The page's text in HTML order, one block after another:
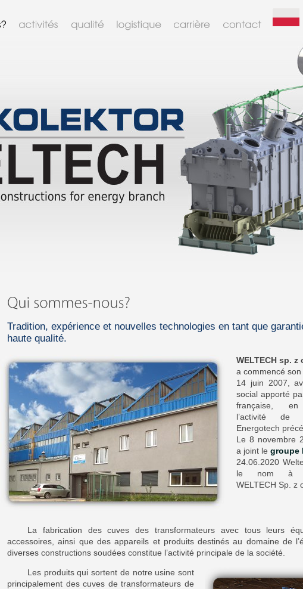
Tradition, expérience et nouvelles technologies en tant que
haute qualité.
WELTECH sp. z
a commencé son
14 juin 2007,
social apporté
française, en
l’activité de
Energotech
Le 8 novembre
a joint le groupe
24.06.2020
le nom à
WELTECH Sp. z
La fabrication des cuves des transformateurs avec tous leurs
accessoires, ainsi que des appareils et produits destinés au domaine de
diverses constructions soudées constitue l’activité principale de la société.
Les produits qui sortent de notre usine sont
principalement des cuves de transformateurs de